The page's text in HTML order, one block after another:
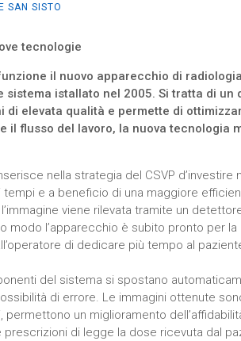
SAN SISTO
tecnologie
il nuovo apparecchio di
istallato nel 2005. Si tratta di
elevata qualità e permette di
il flusso del lavoro, la nuova tecnologia
nella strategia del CSVP
e a beneficio di una maggiore
viene rilevata tramite un
modo l’apparecchio è subito pronto per
di dedicare più tempo al
del sistema si spostano
di errore. Le immagini ottenute
un miglioramento
di legge la dose ricevuta dal